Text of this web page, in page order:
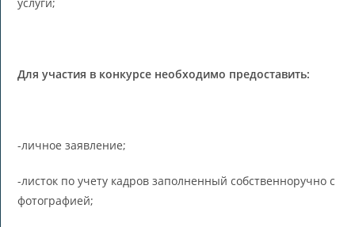
Для участия в конкурсе необходимо предоставить:
-личное заявление;
-листок по учету кадров заполненный собственноручно с
фотографией;